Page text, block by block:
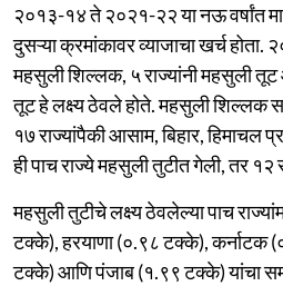
२०१३-१४ ते २०२१-२२ या नऊ वर्षांत
दुसऱ्या क्रमांकावर व्याजाचा खर्च होता.
महसुली शिल्लक, ५ राज्यांनी महसुली
तूट हे लक्ष्य ठेवले होते. महसुली शिल्लक
१७ राज्यांपैकी आसाम, बिहार,
ही पाच राज्ये महसुली तुटीत गेली, तर १२
महसुली तुटीचे लक्ष्य ठेवलेल्या पाच
टक्के), हरयाणा (०.९८ टक्के), कर्नाटक
टक्के) आणि पंजाब (१.९९ टक्के) यांचा